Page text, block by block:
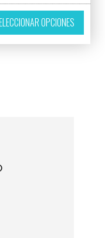
tiene múltiples variantes.
OPCIONES
Este